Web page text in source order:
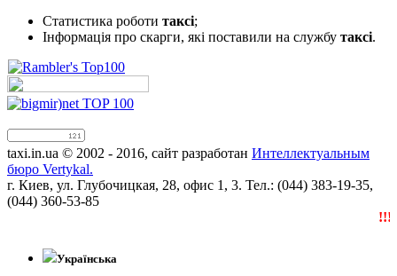
Статистика роботи таксі;
Інформація про скарги, які поставили на службу таксі.
taxi.in.ua © 2002 - 2016, сайт разработан Интеллектуальным
бюро Vertykal.
г. Киев, ул. Глубочицкая, 28, офис 1, 3. Тел.: (044) 383-19-35,
(044) 360-53-85
Українська